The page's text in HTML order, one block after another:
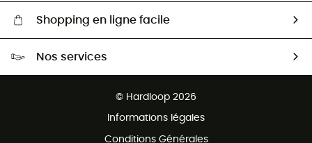
Shopping en ligne facile
Nos services
© Hardloop 2026
Informations légales
Conditions Générales